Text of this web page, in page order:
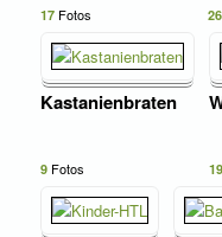
17Fotos 26
Kastanienbraten
9Fotos 19